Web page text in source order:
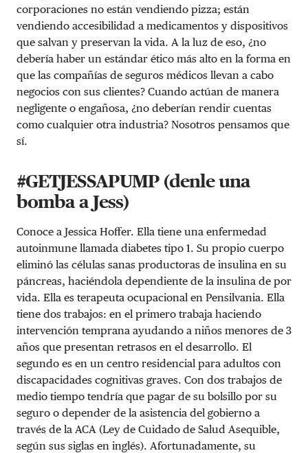
corporaciones no están vendiendo pizza; están
vendiendo accesibilidad a medicamentos y dispositivos
que salvan y preservan la vida. A la luz de eso, ¿no
debería haber un estándar ético más alto en la forma en
que las compañías de seguros médicos llevan a cabo
negocios con sus clientes? Cuando actúan de manera
negligente o engañosa, ¿no deberían rendir cuentas
como cualquier otra industria? Nosotros pensamos que
sí.
#GETJESSAPUMP (denle una
bomba a Jess)
Conoce a Jessica Hoffer. Ella tiene una enfermedad
autoinmune llamada diabetes tipo 1. Su propio cuerpo
eliminó las células sanas productoras de insulina en su
páncreas, haciéndola dependiente de la insulina de por
vida. Ella es terapeuta ocupacional en Pensilvania. Ella
tiene dos trabajos: en el primero trabaja haciendo
intervención temprana ayudando a niños menores de 3
años que presentan retrasos en el desarrollo. El
segundo es en un centro residencial para adultos con
discapacidades cognitivas graves. Con dos trabajos de
medio tiempo tendría que pagar de su bolsillo por su
seguro o depender de la asistencia del gobierno a
través de la ACA (Ley de Cuidado de Salud Asequible,
según sus siglas en inglés). Afortunadamente, su